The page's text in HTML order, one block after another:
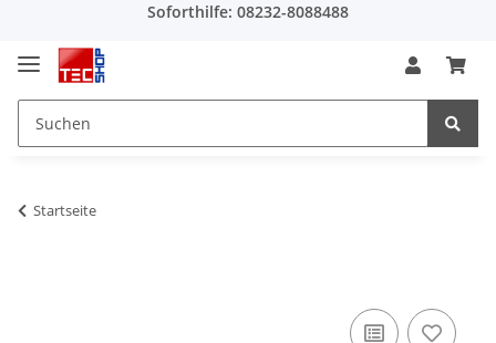
Soforthilfe: 08232-8088488
Startseite